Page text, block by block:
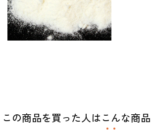
この商品を買った人はこんな商